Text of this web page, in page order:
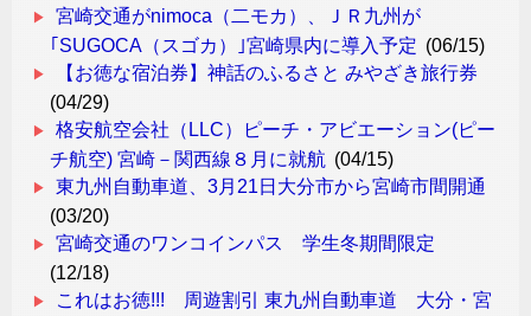
宮崎交通がnimoca（二モカ）、ＪＲ九州が
｢SUGOCA（スゴカ）｣宮崎県内に導入予定 (06/15)
【お徳な宿泊券】神話のふるさと みやざき旅行券
(04/29)
格安航空会社（LLC）ピーチ・アビエーション(ピー
チ航空) 宮崎－関西線８月に就航 (04/15)
東九州自動車道、3月21日大分市から宮崎市間開通
(03/20)
宮崎交通のワンコインパス 学生冬期間限定
(12/18)
これはお徳!!! 周遊割引 東九州自動車道 大分・宮